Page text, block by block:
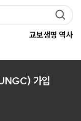
교보생명 역사
가입